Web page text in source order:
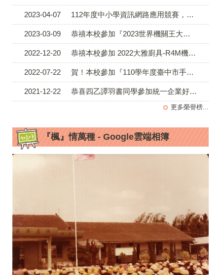
2023-04-07 112年度中小學資訊網路應用競賽，進入決賽選手名單
2023-03-09 恭禧本校參加『2023世界機關王大賽臺中市賽』-R4M機器人任務賽---榮獲佳作
2022-12-20 恭禧本校參加 2022大雅廚具-R4M機器人任務賽&GMJR積木創客盃-大雅后里區賽 - R4M機器人任務賽---銅牌
2022-07-22 賀！本校參加『110學年度臺中市手擲機飛行競賽』榮獲第三、五名
2021-12-22 恭喜四乙譚羽書同學參加統一企業好鄰居愛閱讀徵文比賽榮獲鼓勵獎
更多榮譽榜...
『楓』情萬種 - Google雲端相簿